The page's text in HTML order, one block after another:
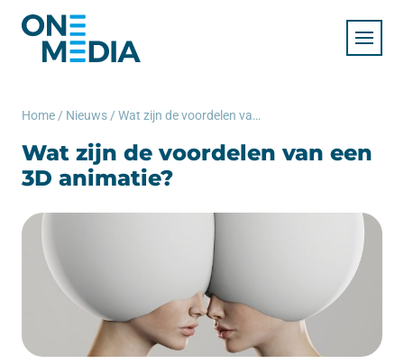
Home / Nieuws / Wat zijn de voordelen van een 3D animatie?
Wat zijn de voordelen van een
3D animatie?